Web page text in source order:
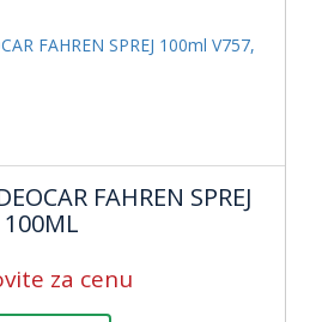
FAHREN SPREJ
100ML
za cenu